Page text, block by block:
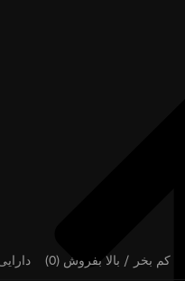
کم بخر / بالا بفروش (0)